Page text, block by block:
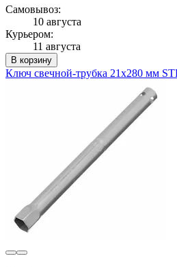
Самовывоз:
10 августа
Курьером:
11 августа
В корзину
Ключ свечной-трубка 21х280 мм